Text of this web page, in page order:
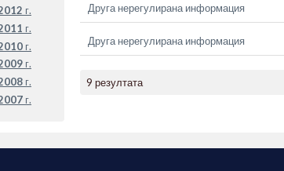
г.
г.
г.
г.
г.
г.
Друга нерегулирана информация
Друга нерегулирана информация
9 резултата